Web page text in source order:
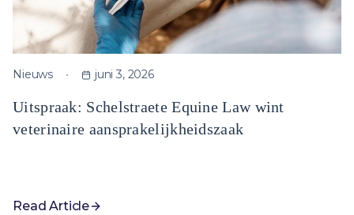
Nieuws juni 3, 2026
Uitspraak: Schelstraete Equine Law wint
veterinaire aansprakelijkheidszaak
Read Article